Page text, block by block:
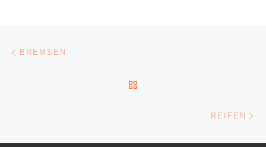
Beitragsnavigation
BREMSEN
REIFEN